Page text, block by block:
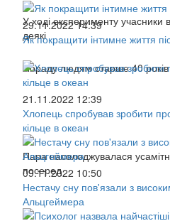
У ході експерименту учасники
деякі
29.11.2022 14:39
Як покращити інтимне життя
Пораду людям старше 40
21.11.2022 12:39
Хлопець спробував зробити
кільце в океан
Пара насолоджувалася
посеред
09.11.2022 10:50
Нестачу сну пов'язали з
Альцгеймера